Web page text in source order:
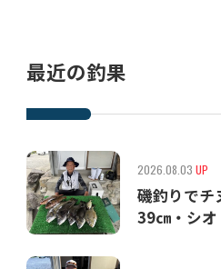
最近の釣果
2026.08.03 UP
磯釣りでチ
39㎝・シオ